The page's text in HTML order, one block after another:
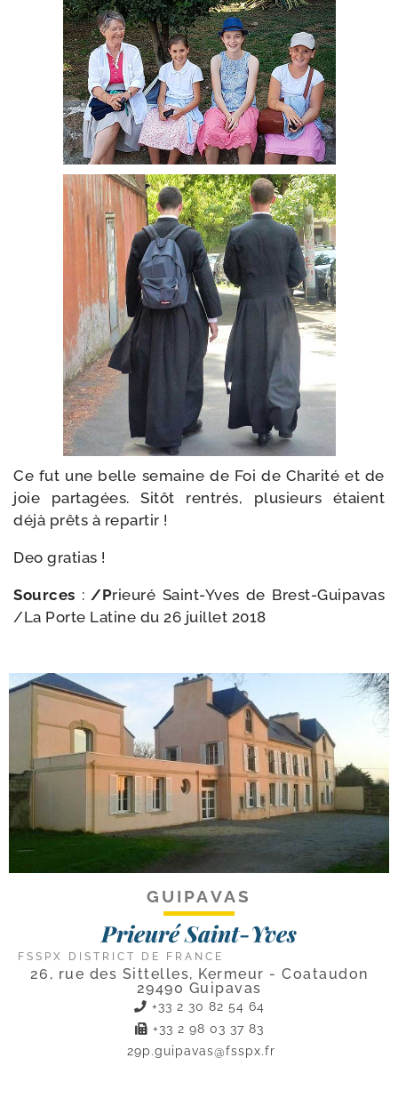
Ce fut une belle semaine de Foi de Charité et de
joie par­ta­gées. Sitôt ren­trés, plu­sieurs étaient
déjà prêts à repartir !
Deo gra­tias !
Sources :/​Prieu­ré Saint-​Yves de Brest-​Guipavas
/​La Porte Latine du 26 juillet 2018
GUIPAVAS
Prieuré Saint-Yves
FSSPX DISTRICT DE FRANCE
26, rue des Sittelles, Kermeur - Coataudon
29490 Guipavas
+33 2 30 82 54 64
+33 2 98 03 37 83
29p.guipavas@fsspx.fr